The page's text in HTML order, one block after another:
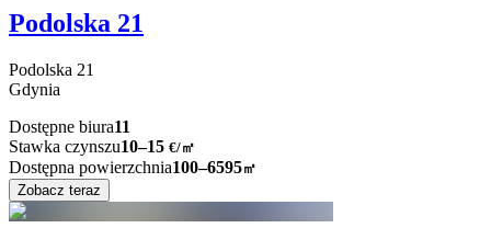
Podolska 21
Podolska 21
Gdynia
Dostępne biura11
Stawka czynszu10–15 €/㎡
Dostępna powierzchnia100–6595㎡
Zobacz teraz